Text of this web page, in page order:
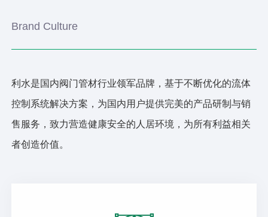
Brand Culture
利水是国内阀门管材行业领军品牌，基于不断优化的流体
控制系统解决方案，为国内用户提供完美的产品研制与销
售服务，致力营造健康安全的人居环境，为所有利益相关
者创造价值。